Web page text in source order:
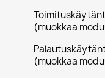
(muokkaa
(muokkaa